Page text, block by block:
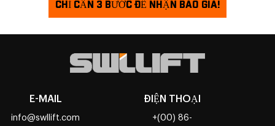
CHỈ CẦN 3 BƯỚC ĐỂ NHẬN BÁO GIÁ!
E-MAIL
info@swllift.com
ĐIỆN THOẠI
+(00) 86-